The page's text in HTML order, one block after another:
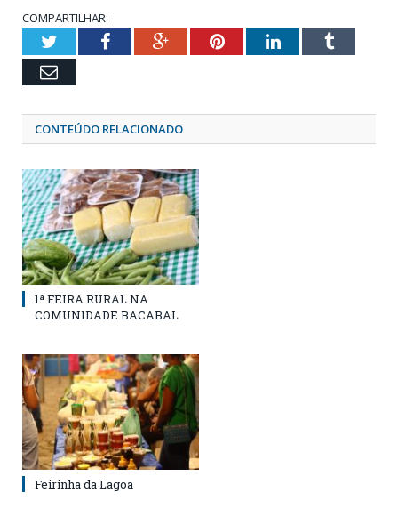
COMPARTILHAR:
TwitterFacebookGoogle+PinterestLinkedInTumblr
Email
CONTEÚDO RELACIONADO
1ª FEIRA RURAL NA
COMUNIDADE BACABAL
Feirinha da Lagoa